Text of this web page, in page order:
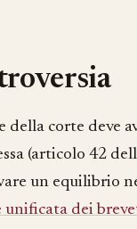
della corte deve
(articolo 42
un equilibrio
unificata dei